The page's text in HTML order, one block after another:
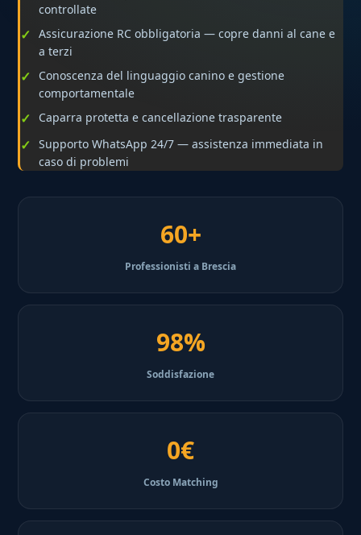
controllate
Assicurazione RC obbligatoria — copre danni al cane e
a terzi
Conoscenza del linguaggio canino e gestione
comportamentale
Caparra protetta e cancellazione trasparente
Supporto WhatsApp 24/7 — assistenza immediata in
caso di problemi
60+
Professionisti a Brescia
98%
Soddisfazione
0€
Costo Matching